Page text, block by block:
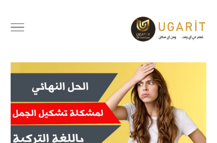
الحل النهائي لمشكلة تشكيل
الجملة باللغة التركية